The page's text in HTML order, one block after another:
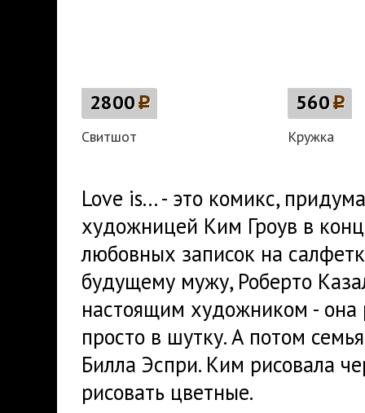
2800p
Свитшот
560p
Кружка
Love is... - это комикс,
художницей Ким Гроув в
любовных записок на
будущему мужу, Роберто
настоящим художником - она
просто в шутку. А потом
Билла Эспри. Ким рисовала
рисовать цветные.